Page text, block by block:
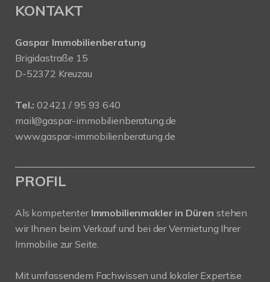
KONTAKT
Gaspar Immobilienberatung
Brigidastraße 15
D-52372 Kreuzau
Tel.: 02421 / 95 93 640
mail@gaspar-immobilienberatung.de
www.gaspar-immobilienberatung.de
PROFIL
Als kompetenter Immobilienmakler in Düren stehen
wir Ihnen beim Verkauf und bei der Vermietung Ihrer
Immobilie zur Seite.
Mit umfassendem Fachwissen und lokaler Expertise